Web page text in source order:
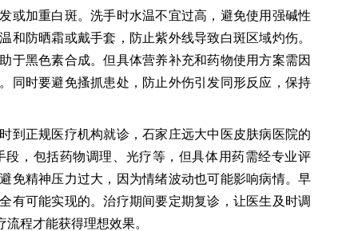
或加重白斑。洗手时水温不宜过高，避免使用强碱性
防晒霜或戴手套，防止紫外线导致白斑区域灼伤。
于黑色素合成。但具体营养补充和药物使用方案需因
同时要避免搔抓患处，防止外伤引发同形反应，保持
到正规医疗机构就诊，石家庄远大中医皮肤病医院的
，包括药物调理、光疗等，但具体用药需经专业评
免精神压力过大，因为情绪波动也可能影响病情。早
有可能实现的。治疗期间要定期复诊，让医生及时调
程才能获得理想效果。